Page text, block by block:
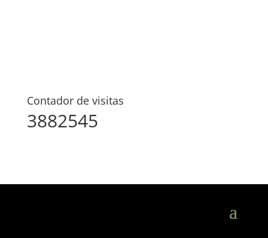
Contador de visitas
3882545